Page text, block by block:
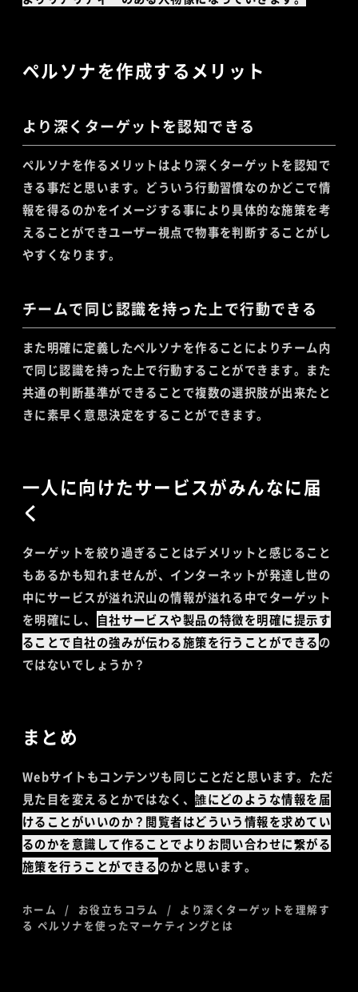
ペルソナを作成するメリット
より深くターゲットを認知できる
ペルソナを作るメリットはより深くターゲットを認知で
きる事だと思います。どういう行動習慣なのかどこで情
報を得るのかをイメージする事により具体的な施策を考
えることができユーザー視点で物事を判断することがし
やすくなります。
チームで同じ認識を持った上で行動できる
また明確に定義したペルソナを作ることによりチーム内
で同じ認識を持った上で行動することができます。また
共通の判断基準ができることで複数の選択肢が出来たと
きに素早く意思決定をすることができます。
一人に向けたサービスがみんなに届
く
ターゲットを絞り過ぎることはデメリットと感じること
もあるかも知れませんが、インターネットが発達し世の
中にサービスが溢れ沢山の情報が溢れる中でターゲット
を明確にし、
自社サービスや製品の特徴を明確に提示す
ることで自社の強みが伝わる施策を行うことができるの
ではないでしょうか？
まとめ
Webサイトもコンテンツも同じことだと思います。ただ
見た目を変えるとかではなく、誰にどのような情報を届
けることがいいのか？閲覧者はどういう情報を求めてい
るのかを意識して作ることでよりお問い合わせに繋がる
施策を行うことができるのかと思います。
ホーム お役立ちコラム
より深くターゲットを理解す
る ペルソナを使ったマーケティングとは